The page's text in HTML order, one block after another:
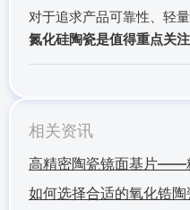
对于追求产品可靠性、轻
氮化硅陶瓷是值得重点关
相关资讯
高精密陶瓷镜面基片——
如何选择合适的氧化锆